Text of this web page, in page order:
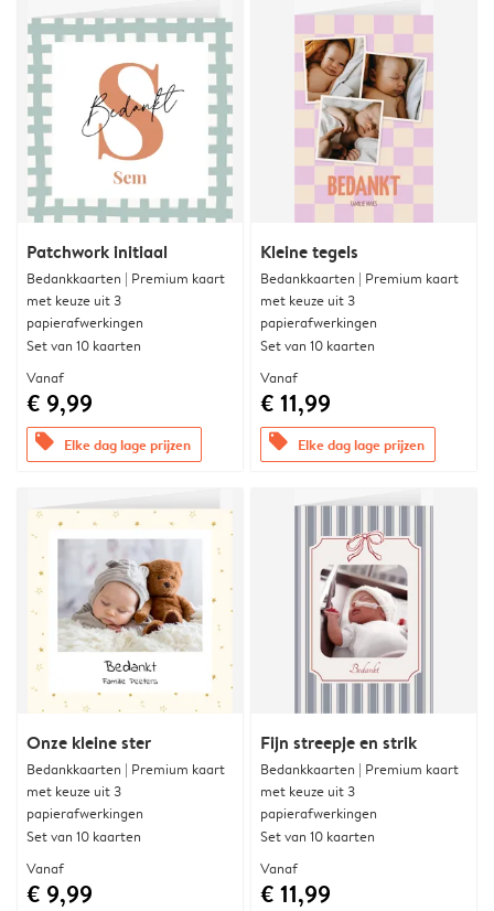
Patchwork initiaal
Bedankkaarten | Premium kaart
met keuze uit 3
papierafwerkingen
Set van 10 kaarten
Vanaf
€ 9,99
offers Elke dag lage prijzen
Kleine tegels
Bedankkaarten | Premium kaart
met keuze uit 3
papierafwerkingen
Set van 10 kaarten
Vanaf
€ 11,99
offers Elke dag lage prijzen
Onze kleine ster
Bedankkaarten | Premium kaart
met keuze uit 3
papierafwerkingen
Set van 10 kaarten
Vanaf
€ 9,99
Fijn streepje en strik
Bedankkaarten | Premium kaart
met keuze uit 3
papierafwerkingen
Set van 10 kaarten
Vanaf
€ 11,99